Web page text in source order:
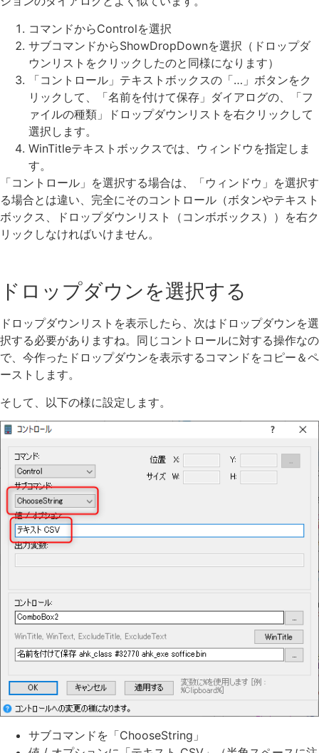
コマンドからControlを選択
サブコマンドからShowDropDownを選択（ドロップダ
ウンリストをクリックしたのと同様になります）
「コントロール」テキストボックスの「…」ボタンをク
リックして、「名前を付けて保存」ダイアログの、「フ
ァイルの種類」ドロップダウンリストを右クリックして
選択します。
WinTitleテキストボックスでは、ウィンドウを指定しま
す。
「コントロール」を選択する場合は、「ウィンドウ」を選択す
る場合とは違い、完全にそのコントロール（ボタンやテキスト
ボックス、ドロップダウンリスト（コンボボックス））を右ク
リックしなければいけません。
ドロップダウンを選択する
ドロップダウンリストを表示したら、次はドロップダウンを選
択する必要がありますね。同じコントロールに対する操作なの
で、今作ったドロップダウンを表示するコマンドをコピー＆ペ
ーストします。
そして、以下の様に設定します。
サブコマンドを「ChooseString」